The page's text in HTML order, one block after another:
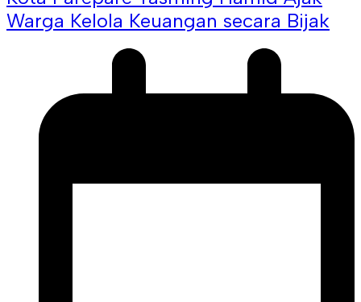
Warga Kelola Keuangan secara Bijak